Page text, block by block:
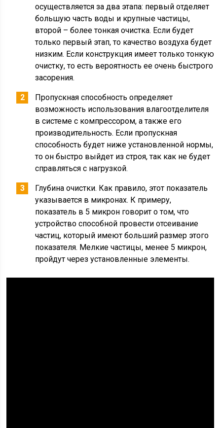
осуществляется за два этапа: первый отделяет
большую часть воды и крупные частицы,
второй – более тонкая очистка. Если будет
только первый этап, то качество воздуха будет
низким. Если конструкция имеет только тонкую
очистку, то есть вероятность ее очень быстрого
засорения.
Пропускная способность определяет
возможность использования влагоотделителя
в системе с компрессором, а также его
производительность. Если пропускная
способность будет ниже установленной нормы,
то он быстро выйдет из строя, так как не будет
справляться с нагрузкой.
Глубина очистки. Как правило, этот показатель
указывается в микронах. К примеру,
показатель в 5 микрон говорит о том, что
устройство способной провести отсеивание
частиц, который имеют больший размер этого
показателя. Мелкие частицы, менее 5 микрон,
пройдут через установленные элементы.